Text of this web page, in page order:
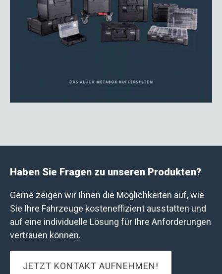
Haben Sie Fragen zu unseren Produkten?
Gerne zeigen wir Ihnen die Möglichkeiten auf, wie
Sie Ihre Fahrzeuge kosteneffizient ausstatten und
auf eine individuelle Lösung für Ihre Anforderungen
vertrauen können.
JETZT KONTAKT AUFNEHMEN!